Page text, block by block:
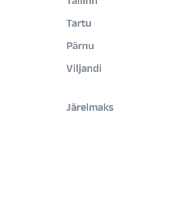
Tartu
Pärnu
Viljandi
Järelmaks